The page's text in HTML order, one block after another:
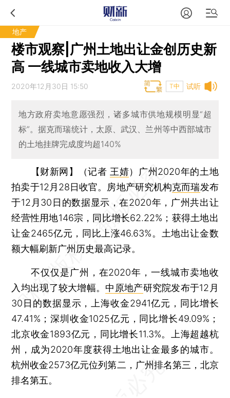
地产
楼市观察|广州土地出让金创历史新
高 一线城市卖地收入大增
试听
2020年12月30日 15:50 T中
地方政府卖地意愿强烈，诸多城市供地规模明显“超
标”。据克而瑞统计，太原、武汉、兰州等中西部城市
的土地挂牌完成度均超140%
【财新网】（记者 王婧） 广州2020年的土地
拍卖于12月28日收官。房地产研究机构克而瑞发布
于12月30日的数据显示，在2020年，广州共出让
经营性用地146宗，同比增长62.22%；获得土地出
让金2465亿元，同比上涨46.63%。土地出让金数
额大幅刷新广州历史最高记录。
不仅仅是广州，在2020年，一线城市卖地收
入均出现了较大增幅。 中原地产研究院发布于12月
30日的数据显示，上海收金2941亿元，同比增长
47.41%；深圳收金1025亿元，同比增长49.09%；
北京收金1893亿元，同比增长11.3%。上海超越杭
州，成为2020年度获得土地出让金最多的城市。
杭州收金2573亿元位列第二，广州排名第三，北京
排名第五。